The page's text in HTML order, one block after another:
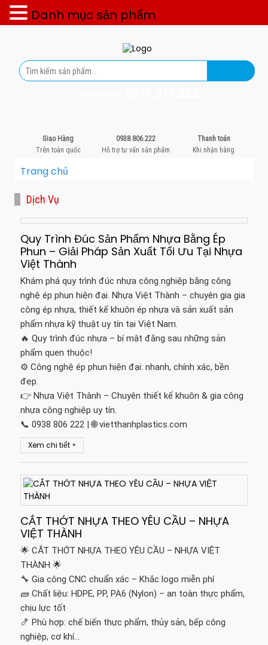
Giao Hàng
Trên toàn quốc
0938.806.222
Hỗ trợ tư vấn sản phẩm
Thanh toán
Khi nhận hàng
Trang chủ
Dịch Vụ
Quy Trình Đúc Sản Phẩm Nhựa Bằng Ép
Phun – Giải Pháp Sản Xuất Tối Ưu Tại Nhựa
Việt Thành
Khám phá quy trình đúc nhựa công nghiệp bằng công
nghệ ép phun hiện đại. Nhựa Việt Thành – chuyên gia gia
công ép nhựa, thiết kế khuôn ép nhựa và sản xuất sản
phẩm nhựa kỹ thuật uy tín tại Việt Nam.
🔥 Quy trình đúc nhựa – bí mật đằng sau những sản
phẩm quen thuộc!
⚙️ Công nghệ ép phun hiện đại: nhanh, chính xác, bền
đẹp.
👉 Nhựa Việt Thành – Chuyên thiết kế khuôn & gia công
nhựa công nghiệp uy tín.
📞 0938 806 222 | 🌐 vietthanhplastics.com
Xem chi tiết »
CẮT THỚT NHỰA THEO YÊU CẦU – NHỰA
VIỆT THÀNH
🌟 CẮT THỚT NHỰA THEO YÊU CẦU – NHỰA VIỆT
THÀNH 🌟
🔧 Gia công CNC chuẩn xác – Khắc logo miễn phí
🧱 Chất liệu: HDPE, PP, PA6 (Nylon) – an toàn thực phẩm,
chịu lực tốt
🍤 Phù hợp: chế biến thực phẩm, thủy sản, bếp công
nghiệp, cơ khí…
Danh mục sản phẩm